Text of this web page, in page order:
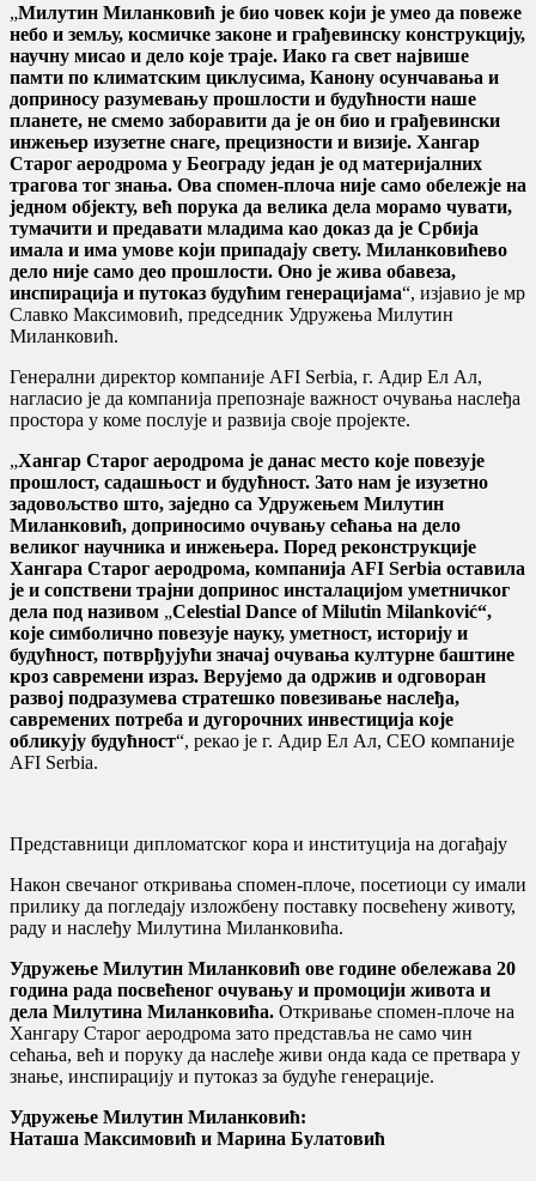
„Милутин Миланковић је био човек који је умео да повеже
небо и земљу, космичке законе и грађевинску конструкцију,
научну мисао и дело које траје. Иако га свет највише
памти по климатским циклусима, Канону осунчавања и
доприносу разумевању прошлости и будућности наше
планете, не смемо заборавити да је он био и грађевински
инжењер изузетне снаге, прецизности и визије. Хангар
Старог аеродрома у Београду један је од материјалних
трагова тог знања. Ова спомен-плоча није само обележје на
једном објекту, већ порука да велика дела морамо чувати,
тумачити и предавати младима као доказ да је Србија
имала и има умове који припадају свету. Миланковићево
дело није само део прошлости. Оно је жива обавеза,
инспирација и путоказ будућим генерацијама“, изјавио је мр
Славко Максимовић, председник Удружења Милутин
Миланковић.
Генерални директор компаније AFI Serbia, г. Адир Ел Ал,
нагласио је да компанија препознаје важност очувања наслеђа
простора у коме послује и развија своје пројекте.
„Хангар Старог аеродрома је данас место које повезује
прошлост, садашњост и будућност. Зато нам је изузетно
задовољство што, заједно са Удружењем Милутин
Миланковић, доприносимо очувању сећања на дело
великог научника и инжењера. Поред реконструкције
Хангара Старог аеродрома, компанија AFI Serbia оставила
је и сопствени трајни допринос инсталацијом уметничког
дела под називом „Celestial Dance of Milutin Milanković“,
које симболично повезује науку, уметност, историју и
будућност, потврђујући значај очувања културне баштине
кроз савремени израз. Верујемо да одржив и одговоран
развој подразумева стратешко повезивање наслеђа,
савремених потреба и дугорочних инвестиција које
обликују будућност“, рекао је г. Адир Ел Ал, CEO компаније
AFI Serbia.
Представници дипломатског кора и институција на догађају
Након свечаног откривања спомен-плоче, посетиоци су имали
прилику да погледају изложбену поставку посвећену животу,
раду и наслеђу Милутина Миланковића.
Удружење Милутин Миланковић ове године обележава 20
година рада посвећеног очувању и промоцији живота и
дела Милутина Миланковића. Откривање спомен-плоче на
Хангару Старог аеродрома зато представља не само чин
сећања, већ и поруку да наслеђе живи онда када се претвара у
знање, инспирацију и путоказ за будуће генерације.
Удружењe Милутин Миланковић:
Наташа Максимовић и Марина Булатовић